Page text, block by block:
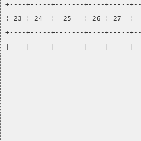
+----+-----+-------+----+-----
¦ 23 ¦ 24  ¦  25   ¦ 26 ¦ 27
+----+-----+-------+----+-----
¦    ¦     ¦       ¦    ¦